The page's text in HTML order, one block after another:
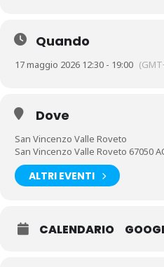
Quando
17 maggio 2026 12:30 - 19:00
Dove
San Vincenzo Valle Roveto
San Vincenzo Valle Roveto 67050
ALTRI EVENTI
CALENDARIO